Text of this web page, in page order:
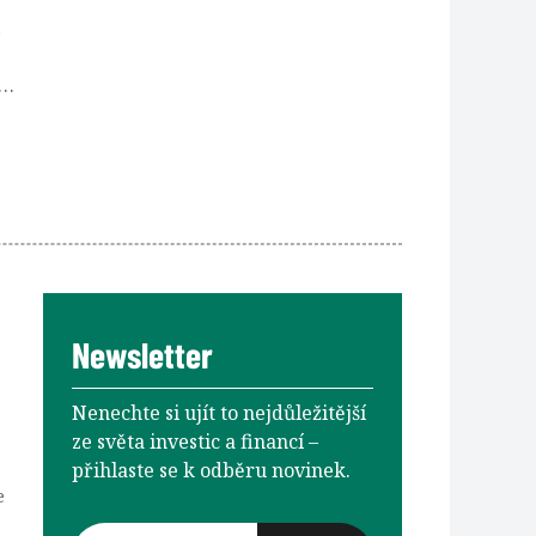
Newsletter
Nenechte si ujít to nejdůležitější
ze světa investic a financí –⁠⁠⁠⁠⁠⁠
přihlaste se k odběru novinek.